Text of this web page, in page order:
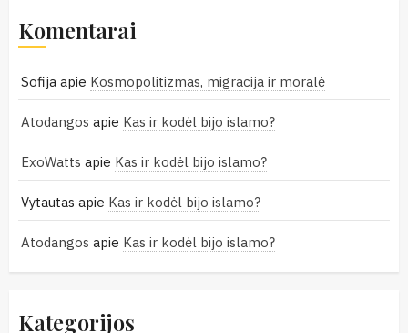
Komentarai
Sofija apie Kosmopolitizmas, migracija ir moralė
Atodangos apie Kas ir kodėl bijo islamo?
ExoWatts apie Kas ir kodėl bijo islamo?
Vytautas apie Kas ir kodėl bijo islamo?
Atodangos apie Kas ir kodėl bijo islamo?
Kategorijos